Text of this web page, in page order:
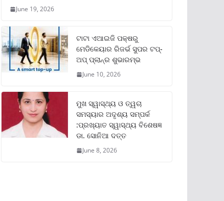
June 19, 2026
ଟାଟା ଏଆଇଜି ପକ୍ଷରୁ
ମେଡିକେୟାର ରିଜର୍ଭ ସୁପର ଟପ୍‌-
ଅପ୍ ପ୍ଲାନ୍‌ର ଶୁଭାରମ୍ଭ
June 10, 2026
ମୁଖ ସ୍ୱାସ୍ଥ୍ୟ ଓ ତ୍ୱଚା
ସମସ୍ୟାର ଅଦୃଶ୍ୟ ସମ୍ପର୍କ
:ପ୍ରଖ୍ୟାତ ସ୍ୱାସ୍ଥ୍ୟ ବିଶେଷଜ୍ଞ
ଡା. ସୋନିଆ ଦତ୍ତ
June 8, 2026